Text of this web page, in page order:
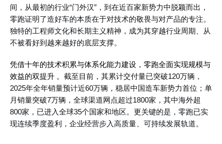
间，从最初的行业“门外汉”，到在近百家新势力中脱颖而出，
零跑证明了造好车的本质在于对技术的敬畏与对产品的专注。
独特的工程师文化和长期主义精神，成为其穿越行业周期、从
不被看好到越来越好的底层支撑。
凭借十年的技术积累与体系化能力建设，零跑全面实现规模与
效益的双提升 。 截至目前，其累计交付量已突破120万辆，
2025年全年销量预计近60万辆，稳居中国造车新势力首位；单
月销量突破7万辆，全球渠道网点超过1800家，其中海外超
800家，已进入全球35个国家和地区。更关键的是，零跑已实
现连续季度盈利，企业经营步入高质量、可持续发展轨道。